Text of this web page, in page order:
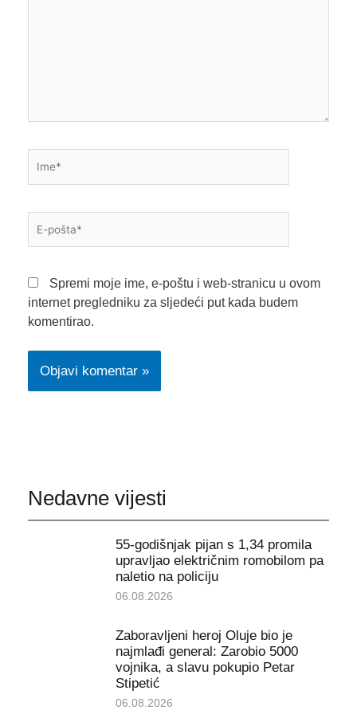
pošta*
Spremi moje ime, e-poštu i web-stranicu u ovom
internet pregledniku za sljedeći put kada budem
komentirao.
Nedavne vijesti
55-godišnjak pijan s 1,34 promila
upravljao električnim romobilom pa
naletio na policiju
06.08.2026
Zaboravljeni heroj Oluje bio je
najmlađi general: Zarobio 5000
vojnika, a slavu pokupio Petar
Stipetić
06.08.2026